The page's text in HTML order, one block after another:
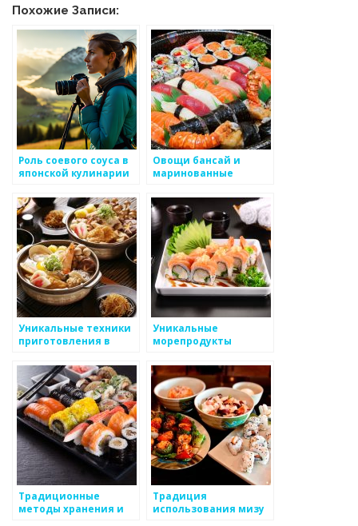
Похожие Записи:
Роль соевого соуса в
японской кулинарии
Овощи бансай и
маринованные
Уникальные техники
приготовления в
Уникальные
морепродукты
сашими
Традиционные
методы хранения и
Традиция
использования мизу